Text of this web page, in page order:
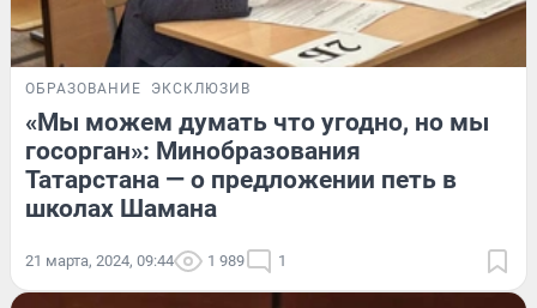
ОБРАЗОВАНИЕ ЭКСКЛЮЗИВ
«Мы можем думать что угодно, но мы
госорган»: Минобразования
Татарстана — о предложении петь в
школах Шамана
21 марта, 2024, 09:44 1 989 1